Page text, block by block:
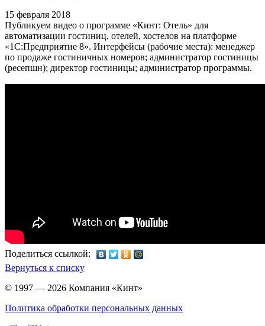
15 февраля 2018
Публикуем видео о программе «Кинт: Отель» для
автоматизации гостиниц, отелей, хостелов на платформе
«1С:Предприятие 8». Интерфейсы (рабочие места): менеджер
по продаже гостиничных номеров; администратор гостиницы
(ресепшн); директор гостиницы; администратор программы.
Поделиться ссылкой:
Вернуться к списку
© 1997 — 2026 Компания «Кинт»
Политика обработки персональных данных